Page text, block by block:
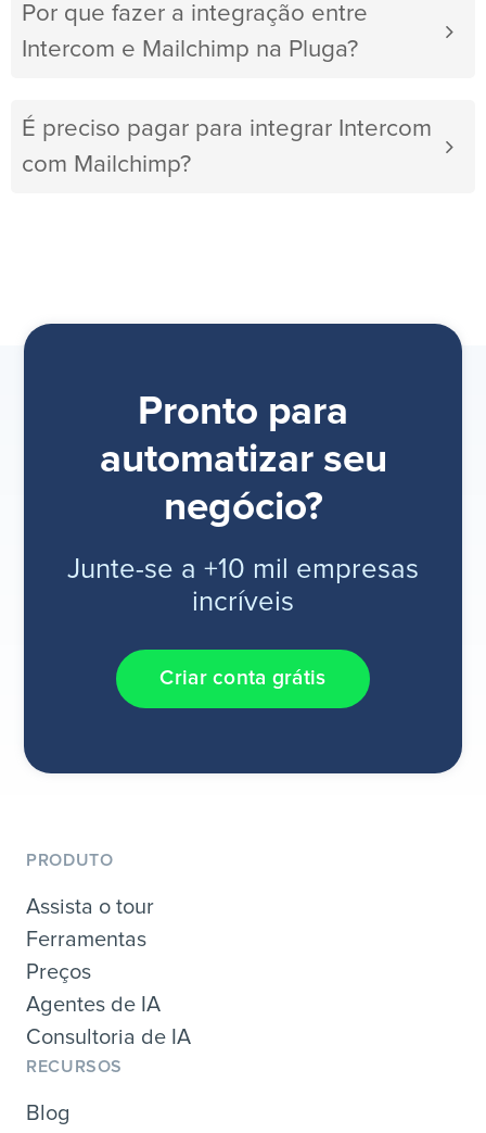
Por que fazer a integração entre
Intercom e Mailchimp na Pluga?
É preciso pagar para integrar Intercom
com Mailchimp?
Pronto para
automatizar seu
negócio?
Junte-se a +10 mil empresas
incríveis
Criar conta grátis
PRODUTO
Assista o tour
Ferramentas
Preços
Agentes de IA
Consultoria de IA
RECURSOS
Blog